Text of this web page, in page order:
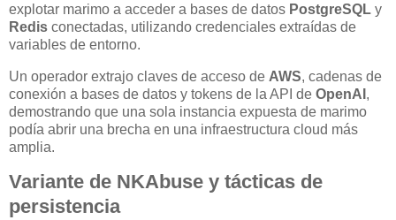
explotar marimo a acceder a bases de datos PostgreSQL y
Redis conectadas, utilizando credenciales extraídas de
variables de entorno.
Un operador extrajo claves de acceso de AWS, cadenas de
conexión a bases de datos y tokens de la API de OpenAI ,
demostrando que una sola instancia expuesta de marimo
podía abrir una brecha en una infraestructura cloud más
amplia.
Variante de NKAbuse y tácticas de
persistencia